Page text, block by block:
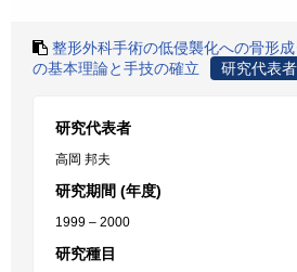
整形外科手術の低侵襲化への骨形
の基本理論と手技の確立
研究代表者
研究代表者
高岡 邦夫
研究期間 (年度)
1999 – 2000
研究種目